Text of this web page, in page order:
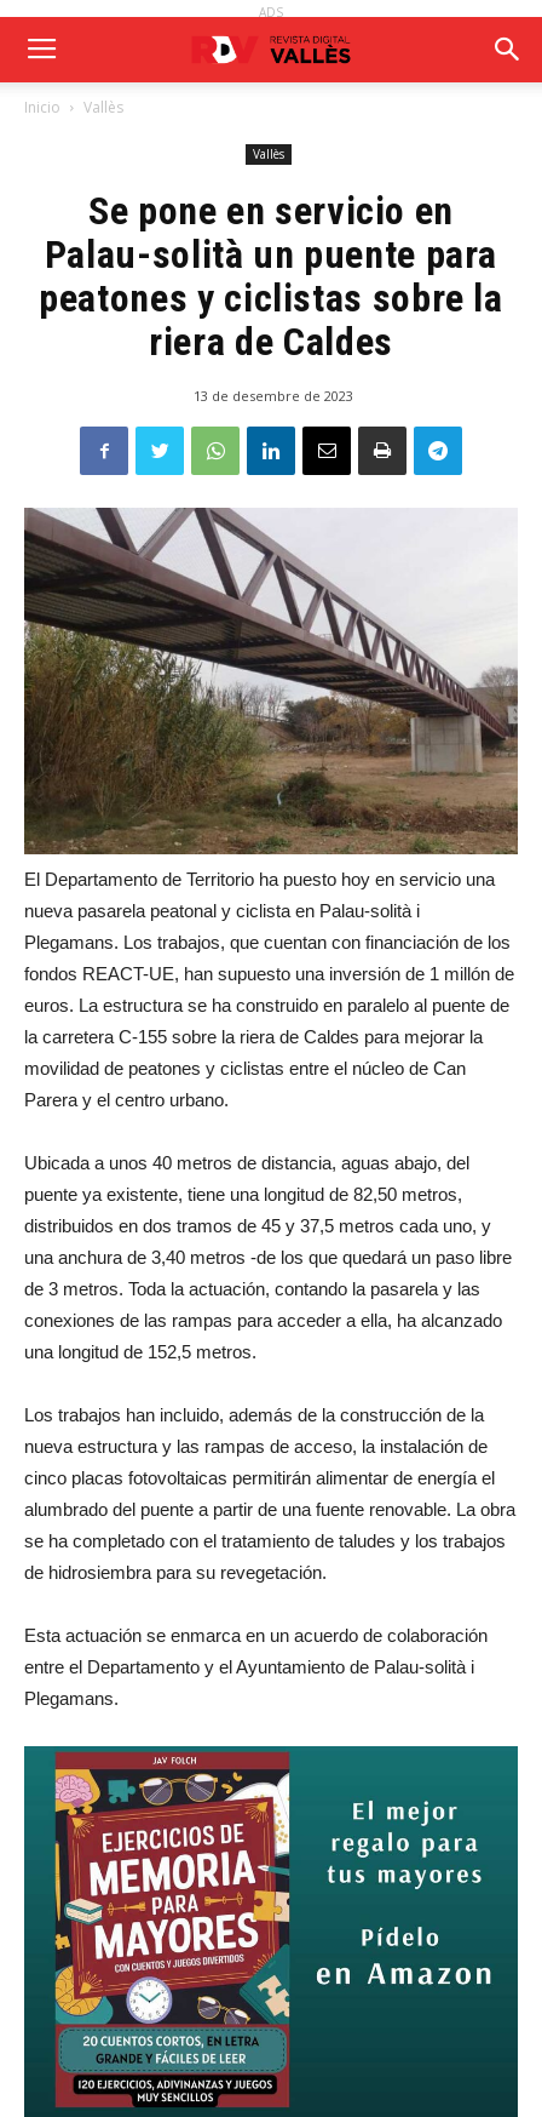
ADS
Inicio Vallès
Vallès
Se pone en servicio en
Palau-solità un puente para
peatones y ciclistas sobre la
riera de Caldes
13 de desembre de 2023
El Departamento de Territorio ha puesto hoy en servicio una
nueva pasarela peatonal y ciclista en Palau-solità i
Plegamans. Los trabajos, que cuentan con financiación de los
fondos REACT-UE, han supuesto una inversión de 1 millón de
euros. La estructura se ha construido en paralelo al puente de
la carretera C-155 sobre la riera de Caldes para mejorar la
movilidad de peatones y ciclistas entre el núcleo de Can
Parera y el centro urbano.
Ubicada a unos 40 metros de distancia, aguas abajo, del
puente ya existente, tiene una longitud de 82,50 metros,
distribuidos en dos tramos de 45 y 37,5 metros cada uno, y
una anchura de 3,40 metros -de los que quedará un paso libre
de 3 metros. Toda la actuación, contando la pasarela y las
conexiones de las rampas para acceder a ella, ha alcanzado
una longitud de 152,5 metros.
Los trabajos han incluido, además de la construcción de la
nueva estructura y las rampas de acceso, la instalación de
cinco placas fotovoltaicas permitirán alimentar de energía el
alumbrado del puente a partir de una fuente renovable. La obra
se ha completado con el tratamiento de taludes y los trabajos
de hidrosiembra para su revegetación.
Esta actuación se enmarca en un acuerdo de colaboración
entre el Departamento y el Ayuntamiento de Palau-solità i
Plegamans.